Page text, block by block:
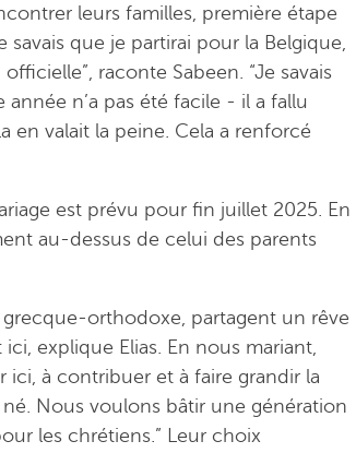
leurs familles, première étape
que je partirai pour la Belgique,
raconte Sabeen. “Je savais
n’a pas été facile - il a fallu
valait la peine. Cela a renforcé
est prévu pour fin juillet 2025. En
au-dessus de celui des parents
grecque-orthodoxe, partagent un rêve
explique Elias. En nous mariant,
ici, à contribuer et à faire grandir la
Nous voulons bâtir une génération
les chrétiens.” Leur choix